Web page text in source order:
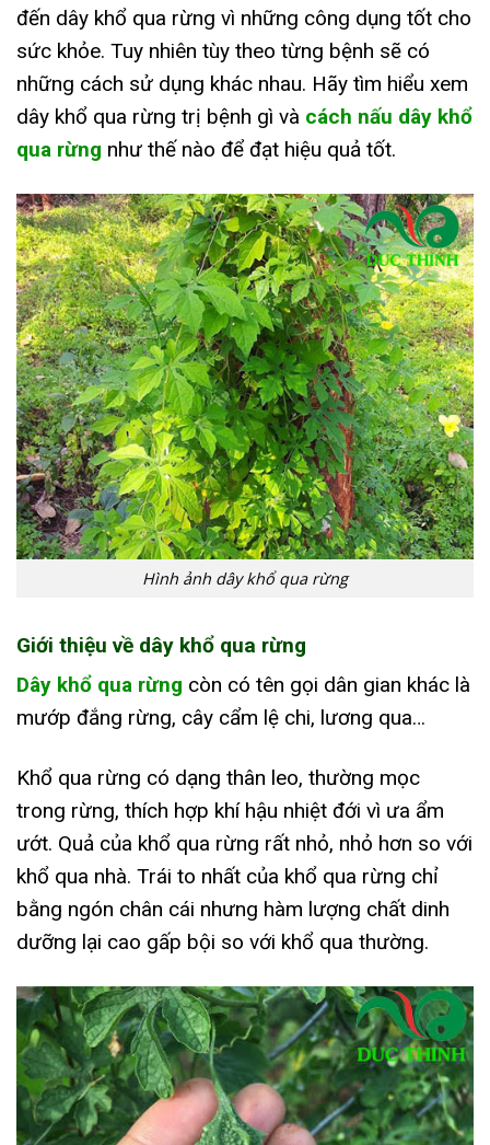
đến dây khổ qua rừng vì những công dụng tốt cho
sức khỏe. Tuy nhiên tùy theo từng bệnh sẽ có
những cách sử dụng khác nhau. Hãy tìm hiểu xem
dây khổ qua rừng trị bệnh gì và cách nấu dây khổ
qua rừng như thế nào để đạt hiệu quả tốt.
Hình ảnh dây khổ qua rừng
Giới thiệu về dây khổ qua rừng
Dây khổ qua rừng còn có tên gọi dân gian khác là
mướp đắng rừng, cây cẩm lệ chi, lương qua…
Khổ qua rừng có dạng thân leo, thường mọc
trong rừng, thích hợp khí hậu nhiệt đới vì ưa ẩm
ướt. Quả của khổ qua rừng rất nhỏ, nhỏ hơn so với
khổ qua nhà. Trái to nhất của khổ qua rừng chỉ
bằng ngón chân cái nhưng hàm lượng chất dinh
dưỡng lại cao gấp bội so với khổ qua thường.